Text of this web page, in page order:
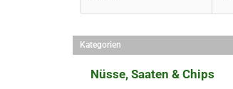
Kategorien
Nüsse, Saaten & Chips